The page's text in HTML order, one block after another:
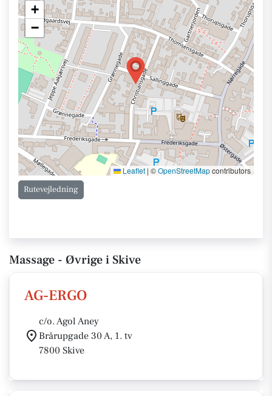
+
−
Leaflet | ©OpenStreetMapcontributors
Rutevejledning
Massage - Øvrige i Skive
AG-ERGO
c/o. Agol Aney
Brårupgade 30 A, 1. tv
7800 Skive